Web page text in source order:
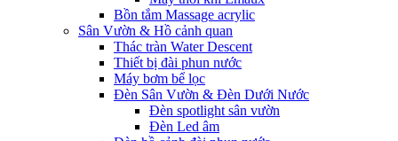
Bồn tắm Massage acrylic
Sân Vườn & Hồ cảnh quan
Thác tràn Water Descent
Thiết bị đài phun nước
Máy bơm bể lọc
Đèn Sân Vườn & Đèn Dưới Nước
Đèn spotlight sân vườn
Đèn Led âm